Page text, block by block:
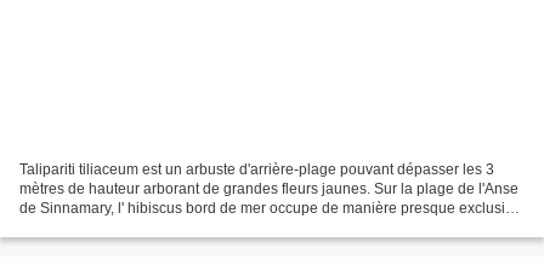
Talipariti tiliaceum est un arbuste d'arrière-plage pouvant dépasser les 3
mètres de hauteur arborant de grandes fleurs jaunes. Sur la plage de l'Anse
de Sinnamary, l' hibiscus bord de mer occupe de manière presque exclusive